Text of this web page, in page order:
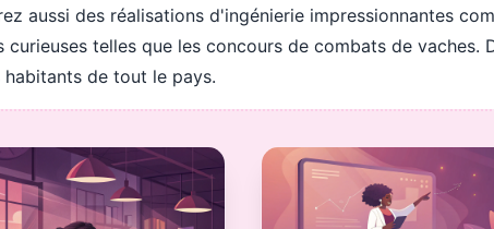
aussi des réalisations d'ingénierie impressionnantes
curieuses telles que les concours de combats de
habitants de tout le pays.